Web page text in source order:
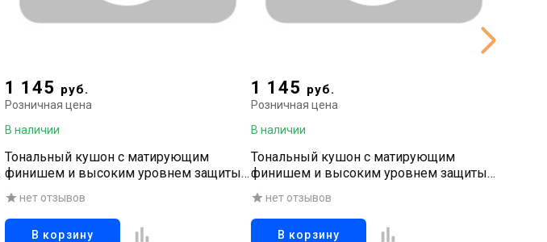
1 145 руб.
Розничная цена
В наличии
Тональный кушон с матирующим
финишем и высоким уровнем защиты
от солнца 21 тон, 15 г
нет отзывов
В корзину
1 145 руб.
Розничная цена
В наличии
Тональный кушон с матирующим
финишем и высоким уровнем защиты
от солнца 23 тон, 15 г
нет отзывов
В корзину